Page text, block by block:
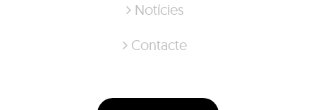
Notícies
Contacte